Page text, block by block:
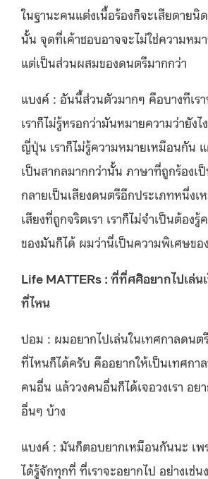
ในฐานะคนแต่งเนื้อร้องก็จะเสียดาย
นั้น จุดที่เค้าชอบอาจจะไม่ใช่ความหม
แต่เป็นส่วนผสมของดนตรีมากกว่า
แบงค์ : อันนี้ส่วนตัวมากๆ คือบางทีเร
เราก็ไม่รู้หรอกว่ามันหมายความว่ายังไ
ญี่ปุ่น เราก็ไม่รู้ความหมายเหมือนกัน
เป็นสากลมากกว่านั้น ภาษาที่ถูกร้องเ
กลายเป็นเสียงดนตรีอีกประเภทหนึ่ง
เสียงที่ถูกจริตเรา เราก็ไม่จำเป็นต้อง
ของมันก็ได้ ผมว่านี่เป็นความพิเศษขอ
Life MATTERs : ที่ที่ศศิอยากไปเล่น
ที่ไหน
ปอม : ผมอยากไปเล่นในเทศกาลดนต
ที่ไหนก็ได้ครับ คืออยากให้เป็นเทศกาล
คนอื่น แล้ววงคนอื่นก็ได้เจอวงเรา อย
อื่นๆ บ้าง
แบงค์ : มันก็ตอบยากเหมือนกันนะ เพร
ได้รู้จักทุกที่ ที่เราจะอยากไป อย่างเช่